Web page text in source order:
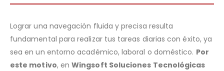
Lograr una navegación fluida y precisa resulta
fundamental para realizar tus tareas diarias con éxito, ya
sea en un entorno académico, laboral o doméstico. Por
este motivo, enWingsoft Soluciones Tecnológicas